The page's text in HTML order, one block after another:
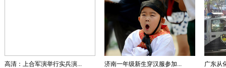
高清：上合军演举行实兵演... 济南一年级新生穿汉服参加... 广东从